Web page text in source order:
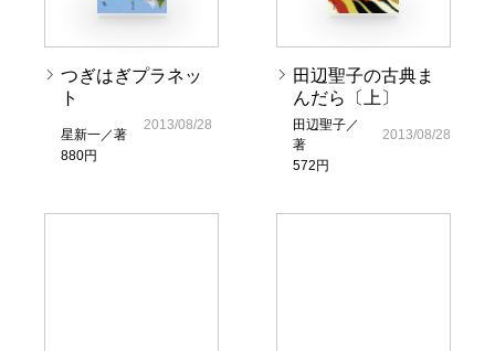
つぎはぎプラネッ
ト
星新一／著
880円
2013/08/28
田辺聖子の古典ま
んだら〔上〕
田辺聖子／
著
572円
2013/08/28